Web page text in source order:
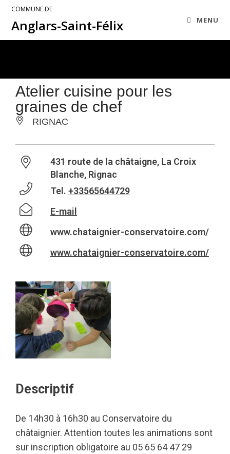
COMMUNE DE
Anglars-Saint-Félix MENU
Atelier cuisine pour les
graines de chef
RIGNAC
431 route de la châtaigne, La Croix
Blanche, Rignac
Tel. +33565644729
E-mail
www.chataignier-conservatoire.com/
www.chataignier-conservatoire.com/
Descriptif
De 14h30 à 16h30 au Conservatoire du
châtaignier. Attention toutes les animations sont
sur inscription obligatoire au 05 65 64 47 29